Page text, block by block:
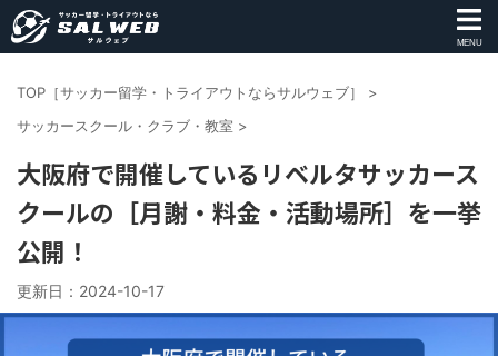
MENU
TOP［サッカー留学・トライアウトならサルウェブ］
>
サッカースクール・クラブ・教室 >
大阪府で開催しているリベルタサッカース
クールの［月謝・料金・活動場所］を一挙
公開！
更新日： 2024-10-17